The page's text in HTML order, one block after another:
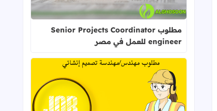
مطلوب Senior Projects Coordinator
engineer للعمل في مصر